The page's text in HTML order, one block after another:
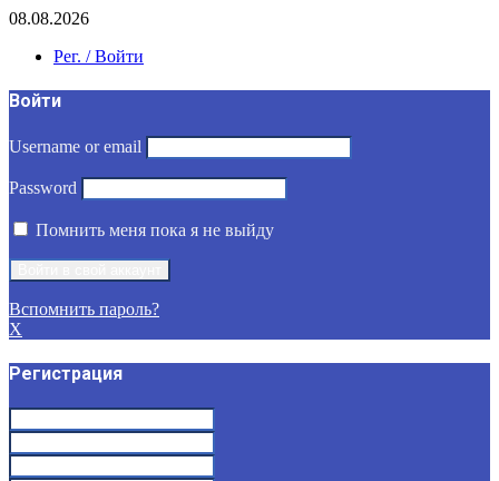
08.08.2026
Рег. / Войти
Войти
Username or email
Password
Помнить меня пока я не выйду
Вспомнить пароль?
X
Регистрация